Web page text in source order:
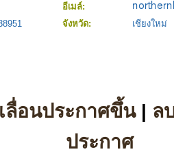
อีเมล์:
จังหวัด:
เชียงใหม่
เลื่อนประกาศขึ้น| ล
ประกาศ